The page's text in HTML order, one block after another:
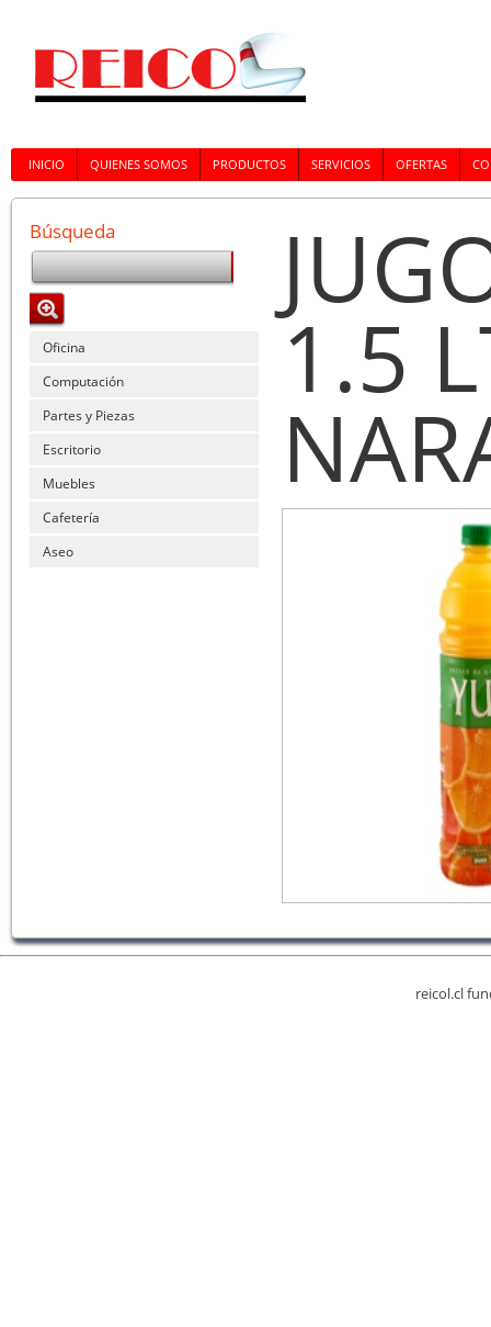
INICIO QUIENES SOMOS PRODUCTOS SERVICIOS OFERTAS
Búsqueda
Oficina
Computación
Partes y Piezas
Escritorio
Muebles
Cafetería
Aseo
1.5
reicol.cl